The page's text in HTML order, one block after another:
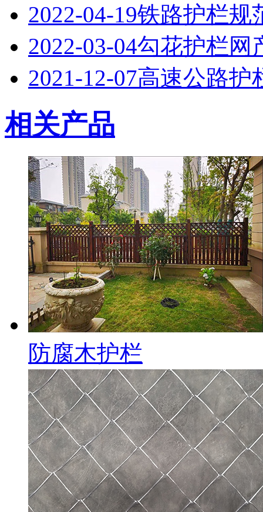
2022-04-19铁路护栏规
2022-03-04勾花护栏网
2021-12-07高速公路护
相关产品
防腐木护栏